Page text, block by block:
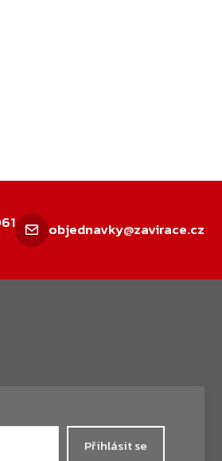
objednavky@zavirace.cz
Přihlásit se